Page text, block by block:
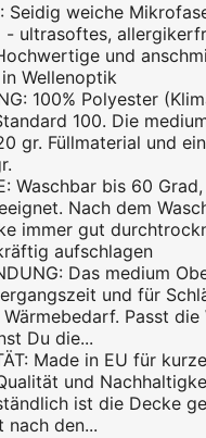
Seidig weiche
- ultrasoftes,
und
Wellenoptik
100% Polyester
100. Die
gr. Füllmaterial und
Waschbar bis 60 Grad,
Nach dem
immer gut
aufschlagen
Das medium
und für
Passt die
Du die...
Made in EU für
und
ist die Decke
den...